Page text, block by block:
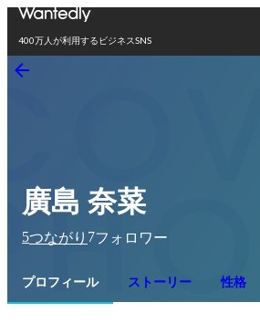
400万人が利用するビジネスSNS
廣島 奈菜
5つながり 7フォロワー
プロフィール ストーリー 性格